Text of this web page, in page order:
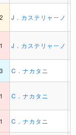
2 J．カステリャーノ
1 J．カステリャーノ
3 C．ナカタニ
1 C．ナカタニ
1 C．ナカタニ